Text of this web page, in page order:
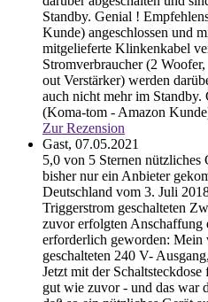
Standby. Genial !
Kunde) angeschlossen und
mitgelieferte Klinkenkabel
Stromverbraucher (2
out Verstärker) werden
auch nicht mehr im
(Koma-tom - Amazon
Zur Rezension
Gast, 07.05.2021
5,0 von 5 Sternen nützliches
bisher nur ein Anbieter
Deutschland vom 3. Juli
Triggerstrom geschalteten
zuvor erfolgten Anschaffung
erforderlich geworden: Mein
geschalteten 240 V-
Jetzt mit der
gut wie zuvor - und das war